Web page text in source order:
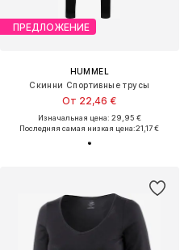
ПРЕДЛОЖЕНИЕ
HUMMEL
Скинни Спортивные трусы
От 22,46 €
Изначальная цена: 29,95 €
Последняя самая низкая цена:21,17 €